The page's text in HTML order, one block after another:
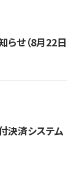
らせ（8月22日
決済システム